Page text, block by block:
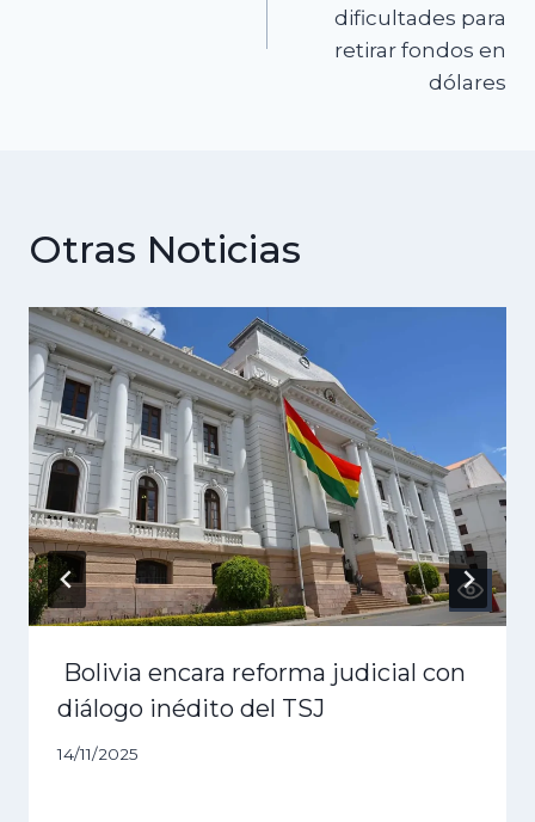
dificultades para
retirar fondos en
dólares
Otras Noticias
Bolivia encara reforma judicial con
diálogo inédito del TSJ
14/11/2025